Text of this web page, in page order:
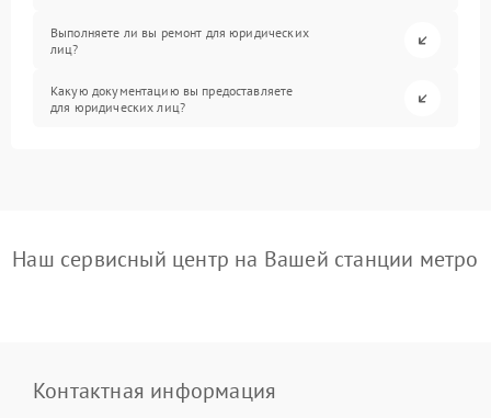
Выполняете ли вы ремонт для юридических
лиц?
Какую документацию вы предоставляете
для юридических лиц?
Наш сервисный центр на Вашей станции метро
Контактная информация